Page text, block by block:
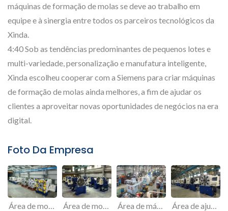
máquinas de formação de molas se deve ao trabalho em
equipe e à sinergia entre todos os parceiros tecnológicos da
Xinda.
4:40 Sob as tendências predominantes de pequenos lotes e
multi-variedade, personalização e manufatura inteligente,
Xinda escolheu cooperar com a Siemens para criar máquinas
de formação de molas ainda melhores, a fim de ajudar os
clientes a aproveitar novas oportunidades de negócios na era
digital.
Foto Da Empresa
Área de montagem de máquinas de molas grandes Área de montagem de máquinas de molas pequenas Área de máquinas de processamento Área de ajuste